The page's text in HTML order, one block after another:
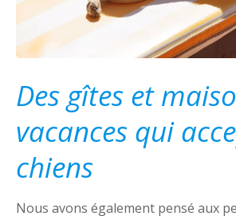
Des gîtes et
vacances qui
chiens
Nous avons également pensé aux